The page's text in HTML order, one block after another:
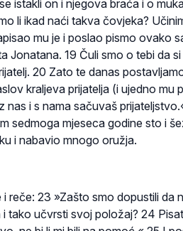
istakli on i njegova braća i o
li ikad naći takva čovjeka?
mu je i poslao pismo ovako
Jonatana. 19 Čuli smo o tebi da
20 Zato te danas
kraljeva prijatelja (i ujedno mu
nas i s nama sačuvaš
sedmoga mjeseca godine sto i
i nabavio mnogo oružja.
reče: 23 »Zašto smo dopustili da
tako učvrsti svoj položaj? 24